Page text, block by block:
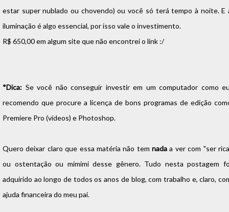
estar super nublado ou chovendo) ou você só terá tempo à noite. E
iluminação é algo essencial, por isso vale o investimento.
R$ 650,00 em algum site que não encontrei o link :/
*Dica: Se você não conseguir investir em um computador como
recomendo que procure a licença de bons programas de edição
Premiere Pro (vídeos) e Photoshop.
Quero deixar claro que essa matéria não temnadaa ver com "ser
ou ostentação ou mimimi desse gênero. Tudo nesta postagem
adquirido ao longo de todos os anos de blog, com trabalho e, claro,
ajuda financeira do meu pai.